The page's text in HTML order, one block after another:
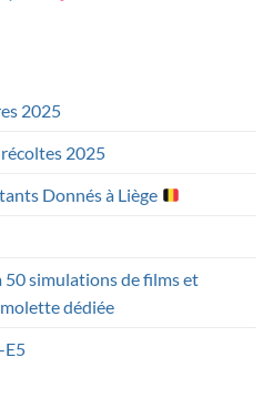
2025
2025
Donnés à Liège
50 simulations de films et
dédiée
E5